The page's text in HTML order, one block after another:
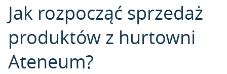
Jak rozpocząć sprzedaż
produktów z hurtowni
Ateneum?